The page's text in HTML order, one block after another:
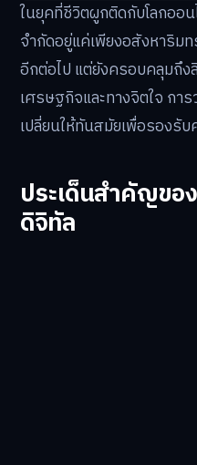
ในยุคที่ชีวิตผูกติดกับโลกออ
จำกัดอยู่แค่เพียงอสังหาริม
อีกต่อไป แต่ยังครอบคลุมถึ
เศรษฐกิจและทางจิตใจ กา
เปลี่ยนให้ทันสมัยเพื่อรองรั
ประเด็นสำคัญขอ
ดิจิทัล